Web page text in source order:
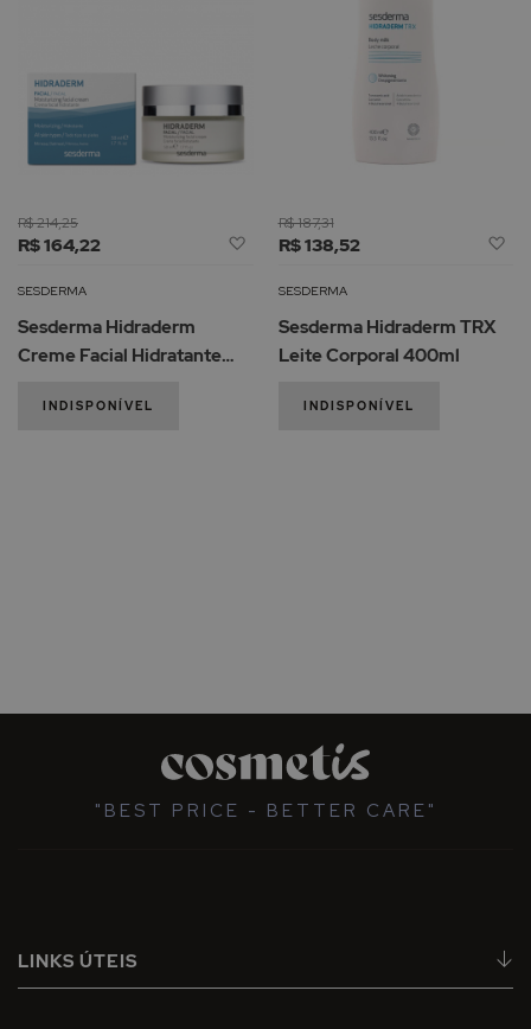
R$ 164,22
R$ 214,25
Adicionar
Lista
Desejos
SESDERMA
Sesderma Hidraderm
Creme Facial Hidratante
INDISPONÍVEL
R$ 138,52
R$ 187,31
SESDERMA
Sesderma Hidraderm TRX
Leite Corporal 400ml
INDISPONÍVEL
"BEST PRICE - BETTER CARE"
LINKS ÚTEIS